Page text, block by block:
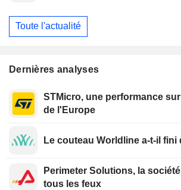
Toute l'actualité
Dernières analyses
STMicro, une performance
de l'Europe
Le couteau Worldline a-t-il fini
Perimeter Solutions, la
tous les feux